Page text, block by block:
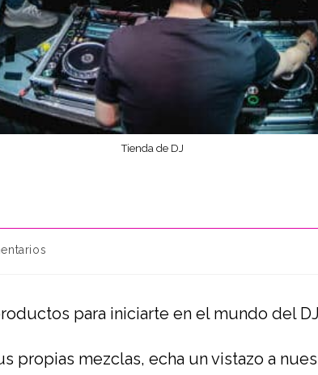
Tienda de DJ
para iniciarte en el mundo del
propias mezclas, echa un vistazo a